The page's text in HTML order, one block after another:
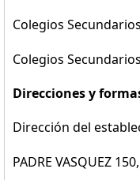
Colegios Secundarios
Colegios
Direcciones y
Dirección del
PADRE VASQUEZ